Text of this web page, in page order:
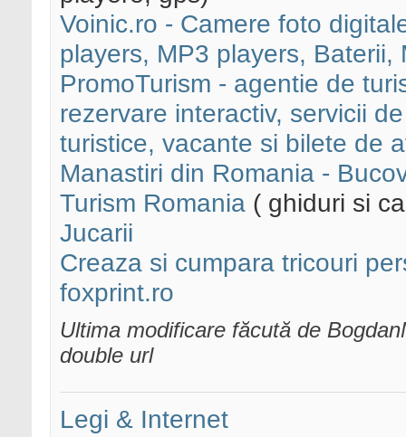
Voinic.ro - Camere foto
players, MP3 players, Baterii,
PromoTurism - agentie de
rezervare interactiv, servicii
turistice, vacante si bilete de
Manastiri din Romania -
Turism Romania ( ghiduri si
Jucarii
Creaza si cumpara tricouri
foxprint.ro
Ultima modificare făcută de
double url
Legi & Internet